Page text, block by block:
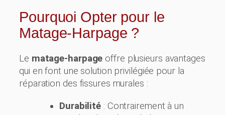
Pourquoi Opter pour le
Matage-Harpage ?
Le matage-harpage offre plusieurs avantages
qui en font une solution privilégiée pour la
réparation des fissures murales :
Durabilité : Contrairement à un